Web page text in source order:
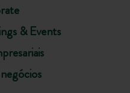
& Events